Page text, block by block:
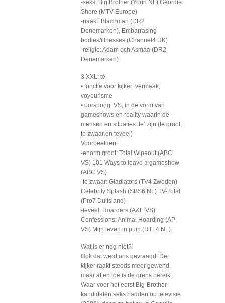
-seks: Big Brother (Yorin NL) Geordie
Shore (MTV Europe)
-naakt: Blachman (DR2
Denemarken), Embarrasing
bodies/illnesses (Channel4 UK)
-religie: Adam och Asmaa (DR2
Denemarken)
3.XXL: té
• functie voor kijker: vermaak,
voyeurisme
• oorspong: VS, in de vorm van
gameshows en reality waarin de
mensen en situaties ‘te’ zijn (te groot,
te zwaar en teveel)
Voorbeelden:
-enorm groot: Total Wipeout (ABC
VS) 101 Ways to leave a gameshow
(ABC VS)
-te zwaar: Gladiators (TV4 Zweden)
Celebrity Splash (SBS6 NL) TV-Total
(Pro7 Duitsland)
-teveel: Hoarders (A&E VS)
Confessions: Animal Hoarding (AP
VS) Mijn leven in puin (RTL4 NL).
Wat is er nog niet?
Ook dat werd ons gevraagd. De
kijker raakt steeds meer gewend,
maar af en toe is de grens bereikt.
Waar voor het eerst Big-Brother
kandidaten seks hadden op televisie